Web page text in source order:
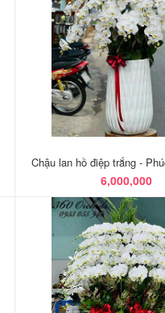
Chậu lan hồ điệp trắng -
6,000,000